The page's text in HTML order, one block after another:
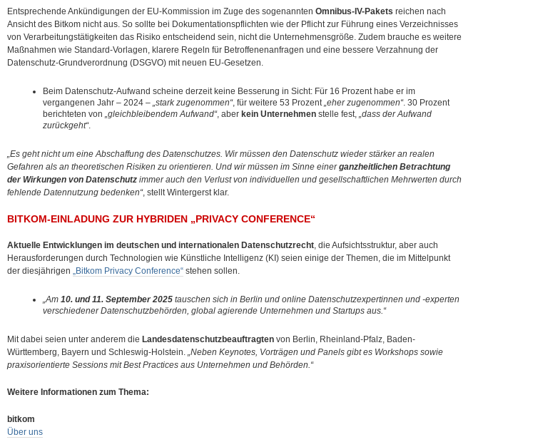
Entsprechende Ankündigungen der EU-Kommission im Zuge des sogenannten Omnibus-IV-Pakets reichen nach
Ansicht des Bitkom nicht aus. So sollte bei Dokumentationspflichten wie der Pflicht zur Führung eines Verzeichnisses
von Verarbeitungstätigkeiten das Risiko entscheidend sein, nicht die Unternehmensgröße. Zudem brauche es weitere
Maßnahmen wie Standard-Vorlagen, klarere Regeln für Betroffenenanfragen und eine bessere Verzahnung der
Datenschutz-Grundverordnung (DSGVO) mit neuen EU-Gesetzen.
Beim Datenschutz-Aufwand scheine derzeit keine Besserung in Sicht: Für 16 Prozent habe er im
vergangenen Jahr – 2024 – „stark zugenommen“, für weitere 53 Prozent„eher zugenommen“. 30 Prozent
berichteten von „gleichbleibendem Aufwand“, aber kein Unternehmen stelle fest, „dass der Aufwand
zurückgeht“.
„Es geht nicht um eine Abschaffung des Datenschutzes. Wir müssen den Datenschutz wieder stärker an realen
Gefahren als an theoretischen Risiken zu orientieren. Und wir müssen im Sinne einerganzheitlichen Betrachtung
der Wirkungen von Datenschutz immer auch den Verlust von individuellen und gesellschaftlichen Mehrwerten durch
fehlende Datennutzung bedenken“, stellt Wintergerst klar.
BITKOM-EINLADUNG ZUR HYBRIDEN „PRIVACY CONFERENCE“
Aktuelle Entwicklungen im deutschen und internationalen Datenschutzrecht, die Aufsichtsstruktur, aber auch
Herausforderungen durch Technologien wie Künstliche Intelligenz (KI) seien einige der Themen, die im Mittelpunkt
der diesjährigen „Bitkom Privacy Conference“ stehen sollen.
„Am 10. und 11. September 2025 tauschen sich in Berlin und online Datenschutzexpertinnen und -experten
verschiedener Datenschutzbehörden, global agierende Unternehmen und Startups aus.“
Mit dabei seien unter anderem die Landesdatenschutzbeauftragten von Berlin, Rheinland-Pfalz, Baden-
Württemberg, Bayern und Schleswig-Holstein. „Neben Keynotes, Vorträgen und Panels gibt es Workshops sowie
praxisorientierte Sessions mit Best Practices aus Unternehmen und Behörden.“
Weitere Informationen zum Thema:
bitkom
Über uns